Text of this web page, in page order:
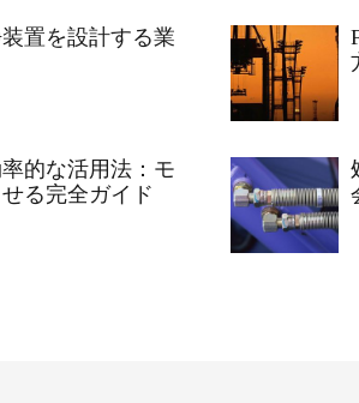
置を設計する業
的な活用法：モ
る完全ガイド